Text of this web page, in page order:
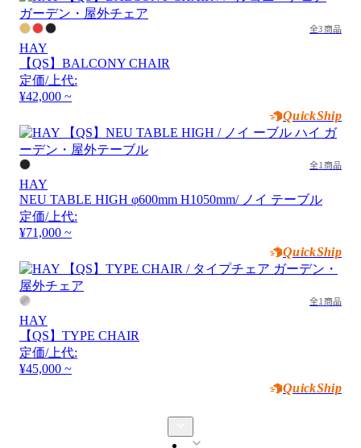
全3商品
HAY
【QS】BALCONY CHAIR
定価/上代:
¥42,000 ~
QuickShip
全1商品
HAY
NEU TABLE HIGH φ600mm H1050mm/ ノイ テーブル
定価/上代:
¥71,000 ~
QuickShip
全1商品
HAY
【QS】TYPE CHAIR
定価/上代:
¥45,000 ~
QuickShip